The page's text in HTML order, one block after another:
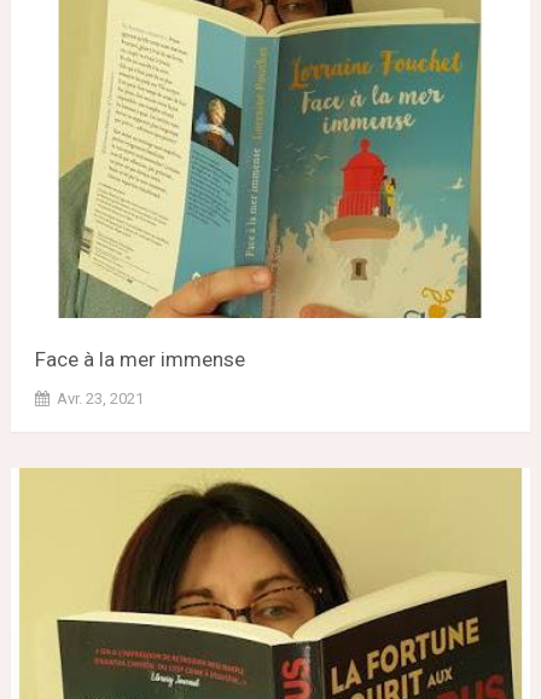
Face à la mer immense
Avr. 23, 2021